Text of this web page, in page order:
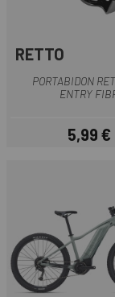
RETTO
PORTABIDON
ENTRY
Preu
5,99 €